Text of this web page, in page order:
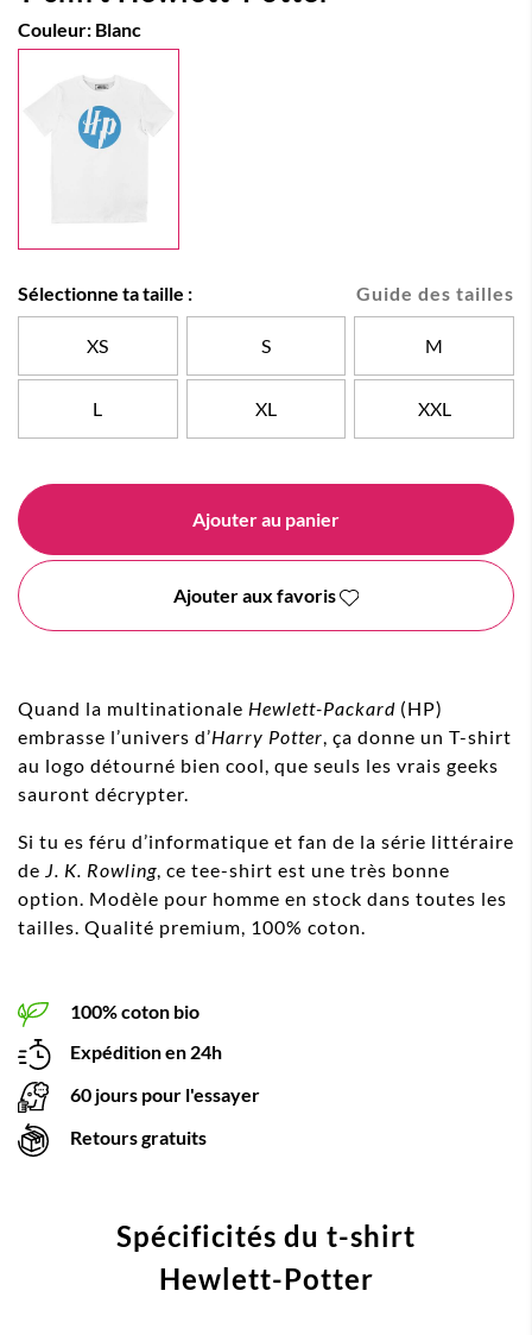
Couleur: Blanc
Guide des tailles
Sélectionne ta taille :
XS S M
L XL XXL
Ajouter au panier
Ajouter aux favoris
Quand la multinationale Hewlett-Packard (HP)
embrasse l’univers d’Harry Potter, ça donne un T-shirt
au logo détourné bien cool, que seuls les vrais geeks
sauront décrypter.
Si tu es féru d’informatique et fan de la série littéraire
de J. K. Rowling, ce tee-shirt est une très bonne
option. Modèle pour homme en stock dans toutes les
tailles. Qualité premium, 100% coton.
100% coton bio
Expédition en 24h
60 jours pour l'essayer
Retours gratuits
Spécificités du t-shirt
Hewlett-Potter